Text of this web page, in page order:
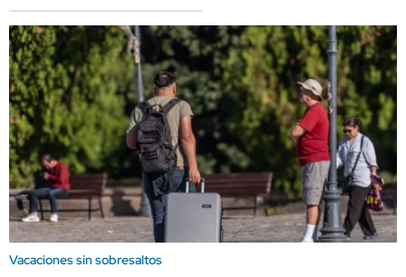
Vacaciones sin sobresaltos